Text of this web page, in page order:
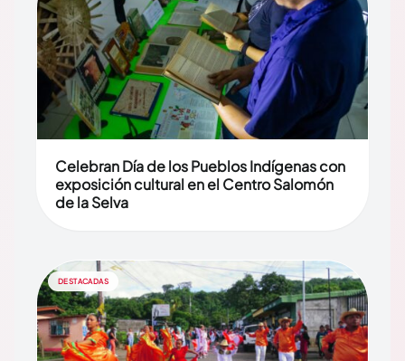
Celebran Día de los Pueblos Indígenas con
exposición cultural en el Centro Salomón
de la Selva
DESTACADAS